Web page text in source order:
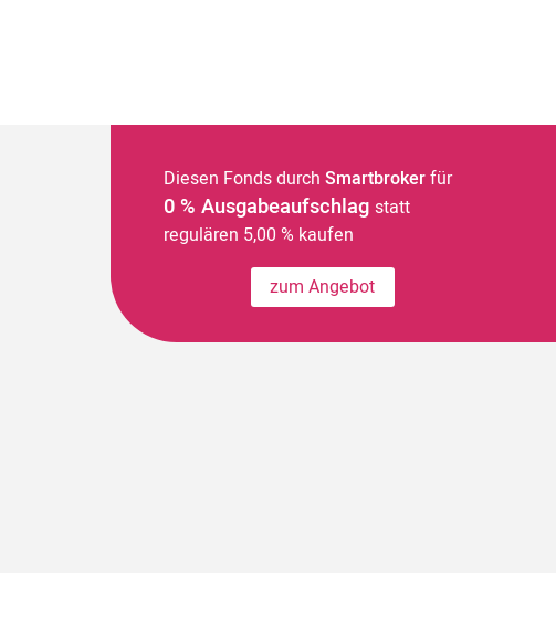
Diesen Fonds durch Smartbrokerfür
0 % Ausgabeaufschlag statt
regulären 5,00 % kaufen
zum Angebot